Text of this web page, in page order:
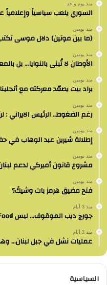
منذ يوم واحد
السوري يلعب سياسياً
منذ يومين
(ما بين موتين) دلال موسى
منذ يومين
الأوطان لا تُبنى بالنوايا… بل
منذ يومين
براد بيت يصعّد معركته مع
منذ يومين
رغم الضغوط.. الرئيس الايراني :
منذ يومين
إطلالة شيرين عبد الوهاب في
منذ يومين
مشروع قانون أميركي لدعم
منذ يومين
فتح مضيق هرمز بات وشيكً؟
منذ 3 أيام
جورج ديب الموقوف… ليس Dr Food
منذ 3 أيام
عمليات نشل في جبل لبنان…
السياسية